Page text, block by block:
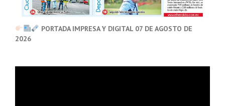
PORTADA IMPRESA Y DIGITAL 07 DE AGOSTO DE
2026